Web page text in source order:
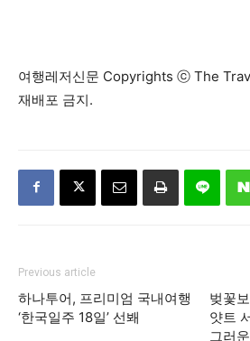
여행레저신문 Copyrights ⓒ The
재배포 금지.
Previous article
하나투어, 프리미엄 국내여행
‘한국일주 18일’ 선봬
벚꽃
얏트
그러